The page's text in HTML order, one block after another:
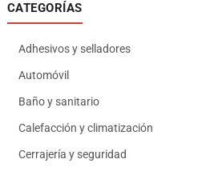
CATEGORÍAS
Adhesivos y selladores
Automóvil
Baño y sanitario
Calefacción y climatización
Cerrajería y seguridad